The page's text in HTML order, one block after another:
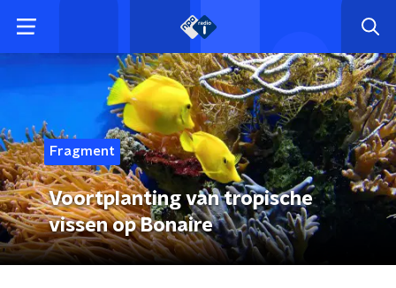
Fragment
Voortplanting van tropische
vissen op Bonaire